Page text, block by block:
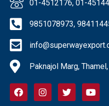
01-4512176, 01-
9851078973,
Paknajol Marg,